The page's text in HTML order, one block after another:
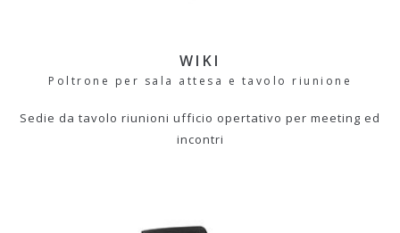
WIKI
Poltrone per sala attesa e tavolo riunione
Sedie da tavolo riunioni ufficio opertativo per meeting ed
incontri